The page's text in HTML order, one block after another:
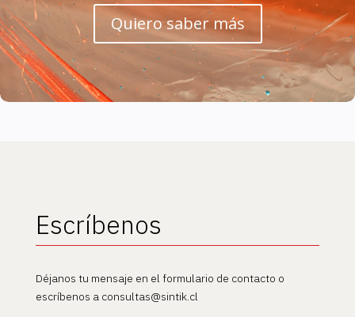
Quiero saber más
Escríbenos
Déjanos tu mensaje en el formulario de contacto o
escríbenos a consultas@sintik.cl